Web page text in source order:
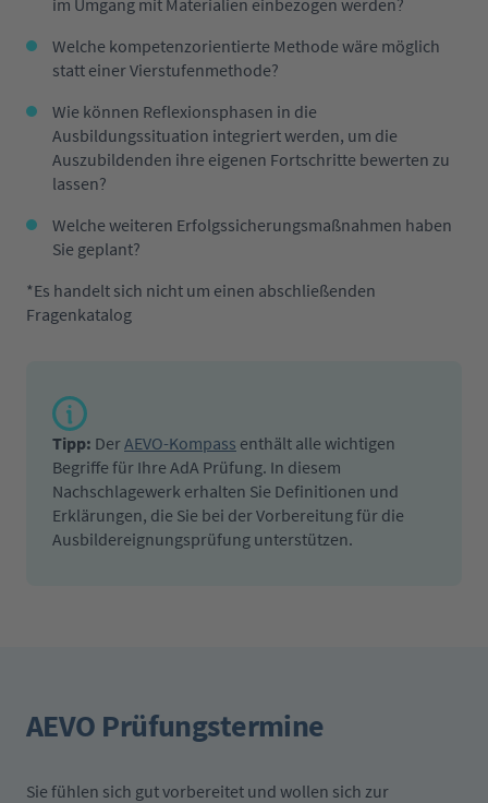
Welche kompetenzorientierte Methode wäre möglich
statt einer Vierstufenmethode?
Wie können Reflexionsphasen in die
Ausbildungssituation integriert werden, um die
Auszubildenden ihre eigenen Fortschritte bewerten zu
lassen?
Welche weiteren Erfolgssicherungsmaßnahmen haben
Sie geplant?
*Es handelt sich nicht um einen abschließenden
Fragenkatalog
Tipp: DerAEVO-Kompass enthält alle wichtigen
Begriffe für Ihre AdA Prüfung. In diesem
Nachschlagewerk erhalten Sie Definitionen und
Erklärungen, die Sie bei der Vorbereitung für die
Ausbildereignungsprüfung unterstützen.
AEVO Prüfungstermine
Sie fühlen sich gut vorbereitet und wollen sich zur